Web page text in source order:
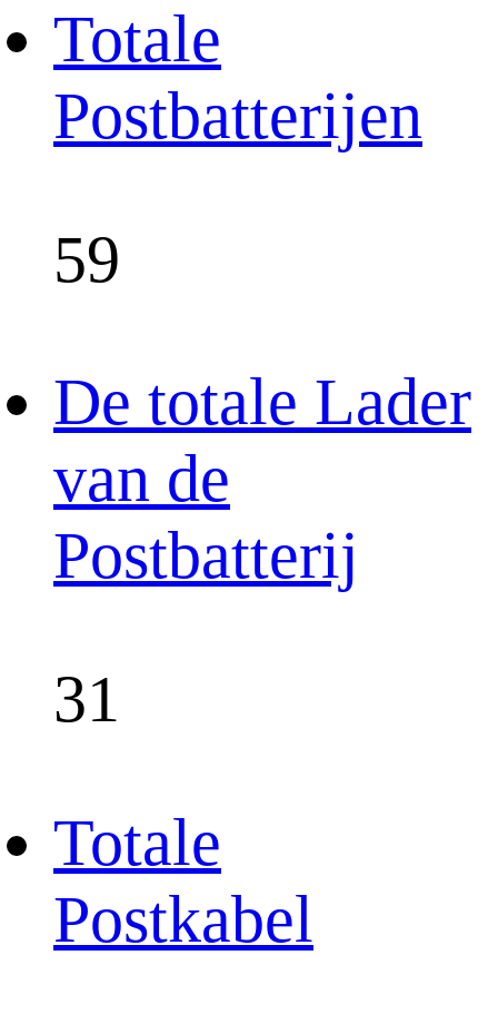
Totale
Postbatterijen
59
De totale Lader
van de
Postbatterij
31
Totale
Postkabel